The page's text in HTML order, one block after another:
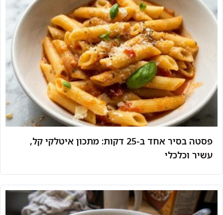
פסטה בסיר אחד ב-25 דקות: מתכון איטלקי קל,
עשיר וכלכלי